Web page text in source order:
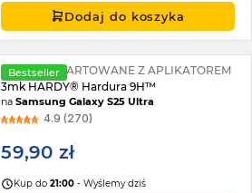
Dodaj do koszyka
Bestseller
2X SZKŁO HARTOWANE Z APLIKATOREM
3mk HARDY® Hardura 9H™
naSamsung Galaxy S25 Ultra
4.9 (270)
59,90 zł
Kup do21:00 - Wyślemy dziś